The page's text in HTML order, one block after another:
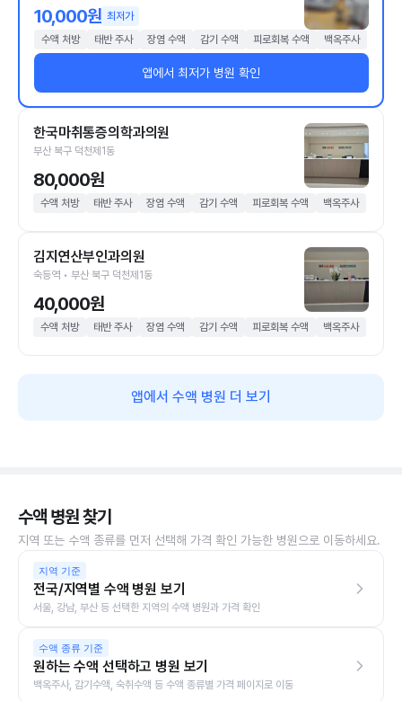
10,000원 최저가
수액 처방
태반 주사 장염 수액 감기 수액 피로회복 수액 백옥주사
앱에서 최저가 병원 확인
한국마취통증의학과의원
부산 북구 덕천제1동
80,000원
수액 처방 태반 주사 장염 수액 감기 수액 피로회복 수액 백옥주사
김지연산부인과의원
숙등역 • 부산 북구 덕천제1동
40,000원
수액 처방 태반 주사 장염 수액 감기 수액 피로회복 수액 백옥주사
앱에서 수액 병원 더 보기
수액 병원 찾기
지역 또는 수액 종류를 먼저 선택해 가격 확인 가능한 병원으로 이동하세요.
지역 기준
전국/지역별 수액 병원 보기
서울, 강남, 부산 등 선택한 지역의 수액 병원과 가격 확인
수액 종류 기준
원하는 수액 선택하고 병원 보기
백옥주사, 감기수액, 숙취수액 등 수액 종류별 가격 페이지로 이동